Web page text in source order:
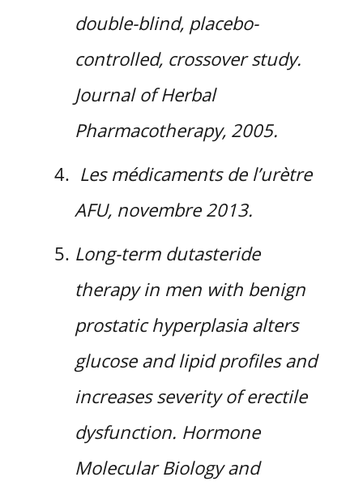
double-blind, placebo-
controlled, crossover study.
Journal of Herbal
Pharmacotherapy, 2005.
Les médicaments de l’urètre
AFU, novembre 2013.
Long-term dutasteride
therapy in men with benign
prostatic hyperplasia alters
glucose and lipid profiles and
increases severity of erectile
dysfunction. Hormone
Molecular Biology and